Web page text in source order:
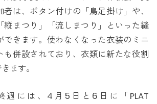
は、ボタン付けの「鳥足掛け」や、
縦まつり」「流しまつり」といった縫
できます。使わなくなった衣装のミニ
も併設されており、衣類に新たな役割
ます。
週には、4月5日と6日に「PLAT